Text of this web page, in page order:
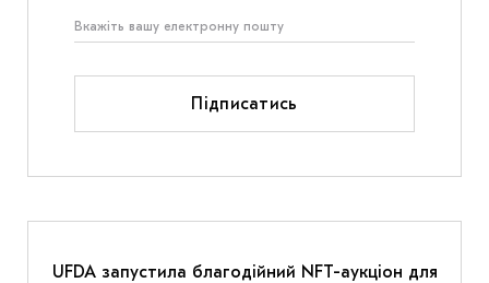
Підписатись
UFDA запустила благодійний NFT-аукціон для